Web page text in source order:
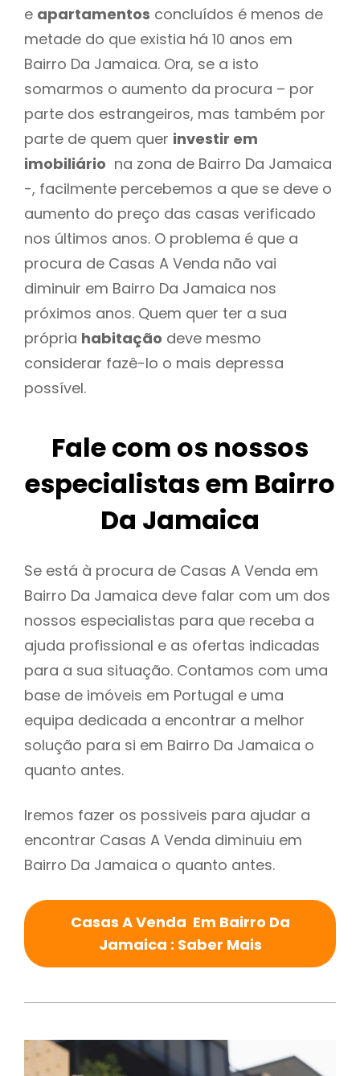
e apartamentos concluídos é menos de
metade do que existia há 10 anos em
Bairro Da Jamaica. Ora, se a isto
somarmos o aumento da procura – por
parte dos estrangeiros, mas também por
parte de quem quer investir em
imobiliário na zona de Bairro Da Jamaica
-, facilmente percebemos a que se deve o
aumento do preço das casas verificado
nos últimos anos. O problema é que a
procura de Casas A Venda não vai
diminuir em Bairro Da Jamaica nos
próximos anos. Quem quer ter a sua
própria habitação deve mesmo
considerar fazê-lo o mais depressa
possível.
Fale com os nossos
especialistas em Bairro
Da Jamaica
Se está à procura de Casas A Venda em
Bairro Da Jamaica deve falar com um dos
nossos especialistas para que receba a
ajuda profissional e as ofertas indicadas
para a sua situação. Contamos com uma
base de imóveis em Portugal e uma
equipa dedicada a encontrar a melhor
solução para si em Bairro Da Jamaica o
quanto antes.
Iremos fazer os possiveis para ajudar a
encontrar Casas A Venda diminuiu em
Bairro Da Jamaica o quanto antes.
Casas A Venda Em Bairro Da
Jamaica : Saber Mais